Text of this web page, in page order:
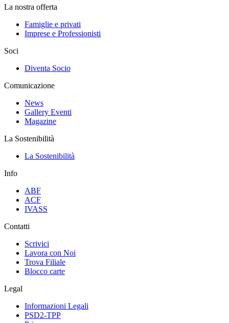
La nostra offerta
Famiglie e privati
Imprese e Professionisti
Soci
Diventa Socio
Comunicazione
News
Gallery Eventi
Magazine
La Sostenibilità
La Sostenibilità
Info
ABF
ACF
IVASS
Contatti
Scrivici
Lavora con Noi
Trova Filiale
Blocco carte
Legal
Informazioni Legali
PSD2-TPP